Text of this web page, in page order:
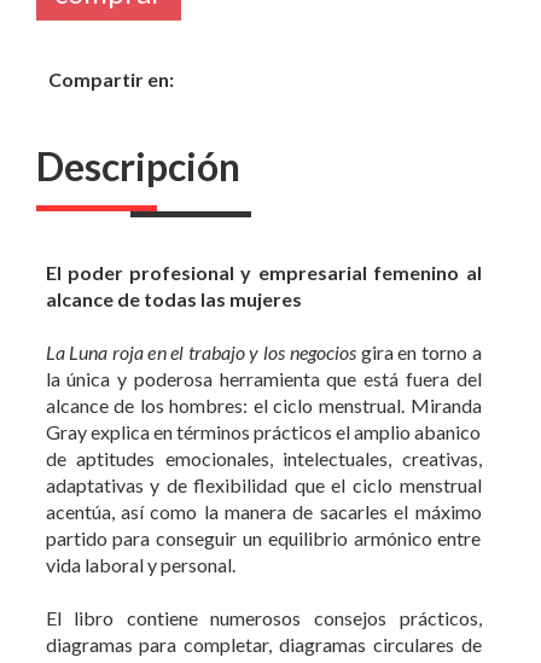
Descripción
El poder profesional y empresarial femenino al
la única y poderosa herramienta que está fuera del
alcance de los hombres: el ciclo menstrual. Miranda
de aptitudes emocionales, intelectuales, creativas,
adaptativas y de flexibilidad que el ciclo menstrual
acentúa, así como la manera de sacarles el máximo
partido para conseguir un equilibrio armónico entre
vida laboral y personal.
El libro contiene numerosos consejos prácticos,
diagramas para completar, diagramas circulares de
análisis, ejercicios y listas de comprobación que te
• Tus superpoderes cíclicos: los cuatro ciclos que